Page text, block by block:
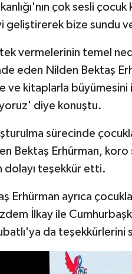
çok sesli
geliştirerek bize sundu
vermelerinin temel
eden Nilden Bektaş
ve kitaplarla
diye konuştu.
sürecinde
Bektaş Erhürman, koro
dolayı teşekkür etti.
Erhürman ayrıca
İlkay ile
da teşekkürlerini